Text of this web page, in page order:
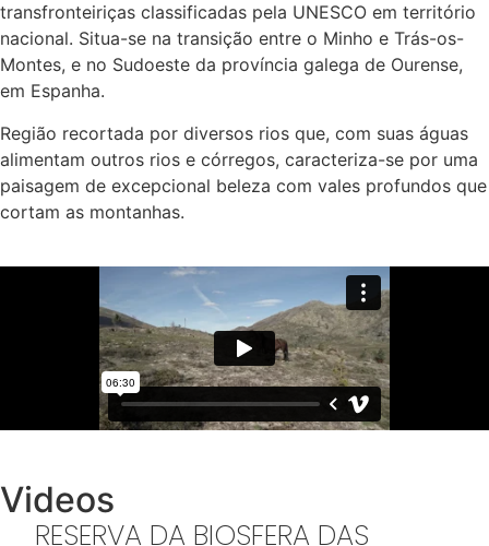
transfronteiriças classificadas pela UNESCO em território
nacional. Situa-se na transicao entre o Minho e Tras-os-
Montes, e no Sudoeste da provincia galega de Ourense,
em Espanha.
Região recortada por diversos rios que, com suas águas
alimentam outros rios e córregos, caracteriza-se por uma
paisagem de excepcional beleza com vales profundos que
cortam as montanhas.
Videos
RESERVA DA BIOSFERA DAS